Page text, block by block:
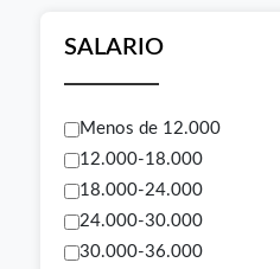
SALARIO
Menos de 12.000
12.000-18.000
18.000-24.000
24.000-30.000
30.000-36.000